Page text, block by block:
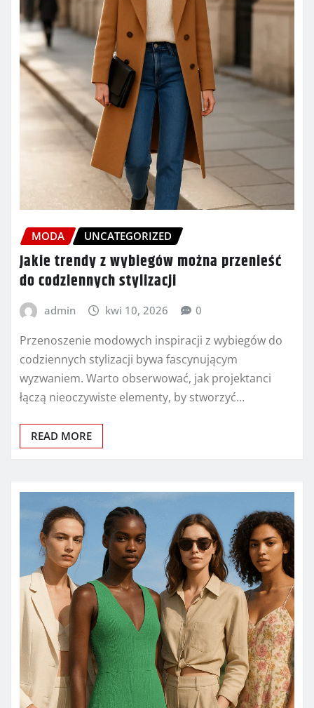
MODA UNCATEGORIZED
Jakie trendy z wybiegów można przenieść
do codziennych stylizacji
admin kwi 10, 2026 0
Przenoszenie modowych inspiracji z wybiegów do
codziennych stylizacji bywa fascynującym
wyzwaniem. Warto obserwować, jak projektanci
łączą nieoczywiste elementy, by stworzyć…
READ MORE